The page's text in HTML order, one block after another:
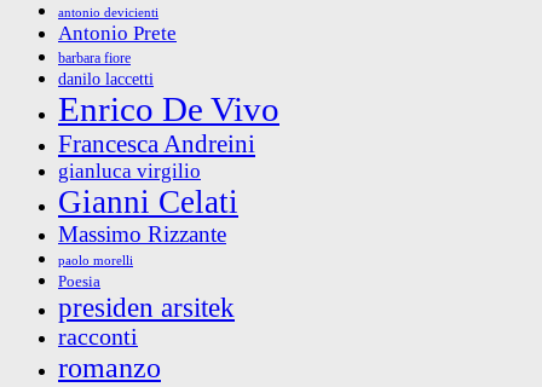
antonio devicienti
Antonio Prete
barbara fiore
danilo laccetti
Enrico De Vivo
Francesca Andreini
gianluca virgilio
Gianni Celati
Massimo Rizzante
paolo morelli
Poesia
presiden arsitek
racconti
romanzo